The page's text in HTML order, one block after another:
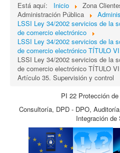
Está aquí: Inicio
Zona
Administración Pública
LSSI Ley 34/2002 servicios de la
de comercio electrónico
LSSI Ley 34/2002 servicios de la
de comercio electrónico TÍTULO
LSSI Ley 34/2002 servicios de la
de comercio electrónico TÍTULO
Artículo 35. Supervisión y control
PI 22 Protección
Consultoría, DPD - DPO,
Integración de